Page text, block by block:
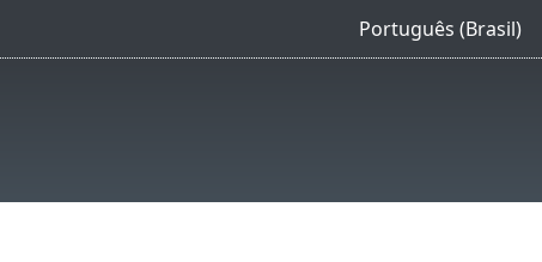
Português (Brasil)